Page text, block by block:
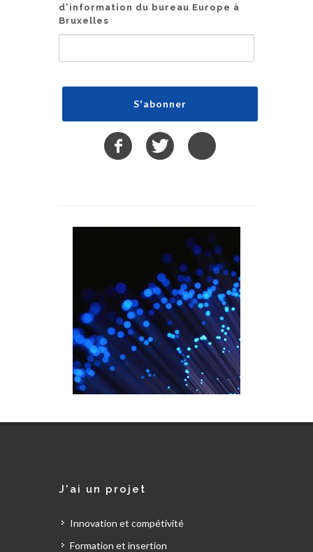
d'information du bureau Europe à
Bruxelles
J'ai un projet
Innovation et compétivité
Formation et insertion